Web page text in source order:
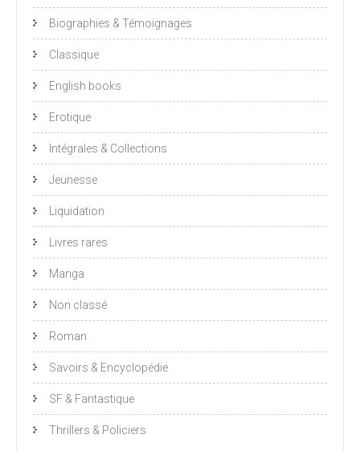
Biographies & Témoignages
Classique
English books
Erotique
Intégrales & Collections
Jeunesse
Liquidation
Livres rares
Manga
Non classé
Roman
Savoirs & Encyclopédie
SF & Fantastique
Thrillers & Policiers